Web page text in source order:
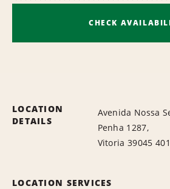
CHECK
LOCATION
DETAILS
Avenida Nossa
Penha 1287,
Vitoria 39045
LOCATION SERVICES